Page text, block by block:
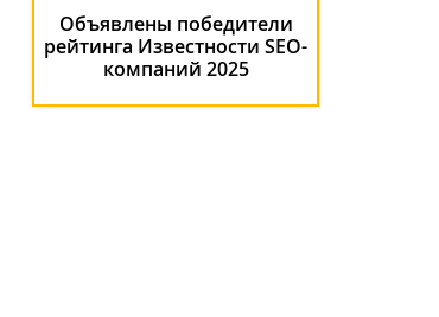
Объявлены победители
рейтинга Известности SEO-
компаний 2025